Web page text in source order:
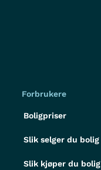
Forbrukere
Boligpriser
Slik selger du bolig
Slik kjøper du bolig